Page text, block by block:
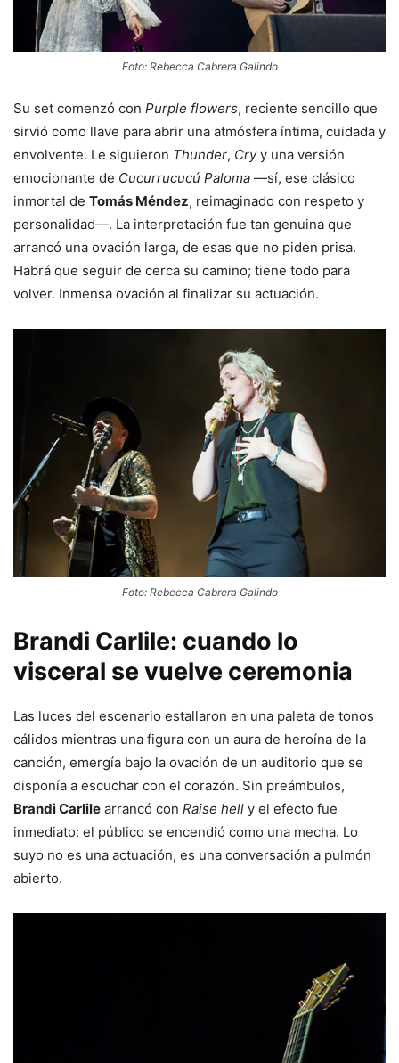
Foto: Rebecca Cabrera Galindo
Su set comenzó con Purple flowers, reciente sencillo que
sirvió como llave para abrir una atmósfera íntima, cuidada y
envolvente. Le siguieron Thunder, Cryy una versión
emocionante de Cucurrucucú Paloma —sí, ese clásico
inmortal de Tomás Méndez, reimaginado con respeto y
personalidad—. La interpretación fue tan genuina que
arrancó una ovación larga, de esas que no piden prisa.
Habrá que seguir de cerca su camino; tiene todo para
volver. Inmensa ovación al finalizar su actuación.
Foto: Rebecca Cabrera Galindo
Brandi Carlile: cuando lo
visceral se vuelve ceremonia
Las luces del escenario estallaron en una paleta de tonos
cálidos mientras una figura con un aura de heroína de la
canción, emergía bajo la ovación de un auditorio que se
disponía a escuchar con el corazón. Sin preámbulos,
Brandi Carlile arrancó con Raise hell y el efecto fue
inmediato: el público se encendió como una mecha. Lo
suyo no es una actuación, es una conversación a pulmón
abierto.